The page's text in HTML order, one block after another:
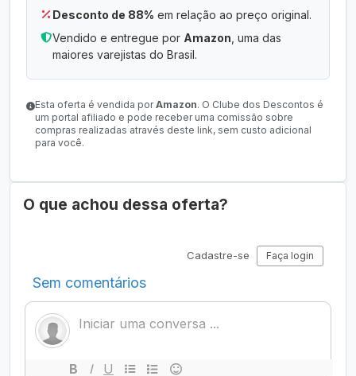
Desconto de 88% em relação ao preço original.
Vendido e entregue por Amazon , uma das
maiores varejistas do Brasil.
Esta oferta é vendida porAmazon. O Clube dos Descontos é
um portal afiliado e pode receber uma comissão sobre
compras realizadas através deste link, sem custo adicional
para você.
O que achou dessa oferta?